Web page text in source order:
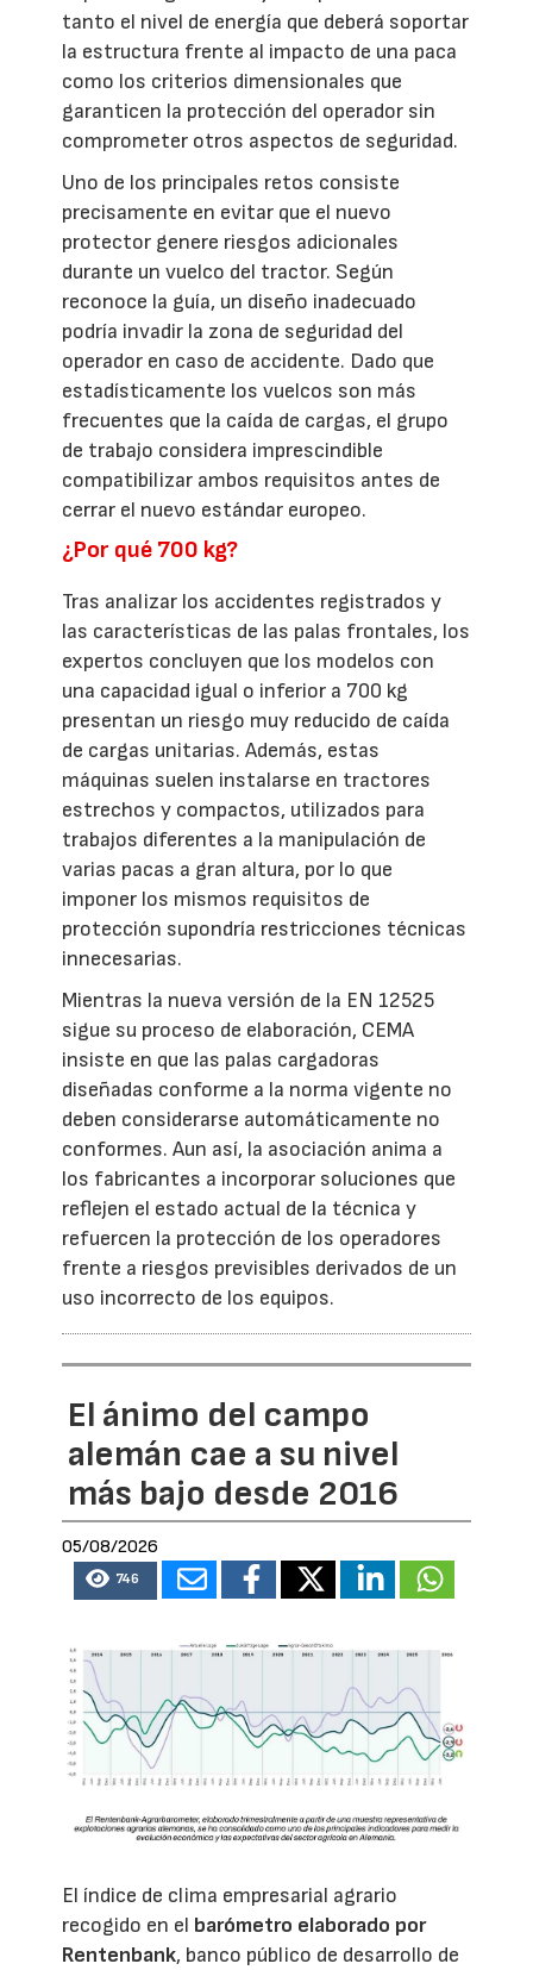
tanto el nivel de energía que deberá soportar
la estructura frente al impacto de una paca
como los criterios dimensionales que
garanticen la protección del operador sin
comprometer otros aspectos de seguridad.
Uno de los principales retos consiste
precisamente en evitar que el nuevo
protector genere riesgos adicionales
durante un vuelco del tractor. Según
reconoce la guía, un diseño inadecuado
podría invadir la zona de seguridad del
operador en caso de accidente. Dado que
estadísticamente los vuelcos son más
frecuentes que la caída de cargas, el grupo
de trabajo considera imprescindible
compatibilizar ambos requisitos antes de
cerrar el nuevo estándar europeo.
¿Por qué 700 kg?
Tras analizar los accidentes registrados y
las características de las palas frontales, los
expertos concluyen que los modelos con
una capacidad igual o inferior a 700 kg
presentan un riesgo muy reducido de caída
de cargas unitarias. Además, estas
máquinas suelen instalarse en tractores
estrechos y compactos, utilizados para
trabajos diferentes a la manipulación de
varias pacas a gran altura, por lo que
imponer los mismos requisitos de
protección supondría restricciones técnicas
innecesarias.
Mientras la nueva versión de la EN 12525
sigue su proceso de elaboración, CEMA
insiste en que las palas cargadoras
diseñadas conforme a la norma vigente no
deben considerarse automáticamente no
conformes. Aun así, la asociación anima a
los fabricantes a incorporar soluciones que
reflejen el estado actual de la técnica y
refuercen la protección de los operadores
frente a riesgos previsibles derivados de un
uso incorrecto de los equipos.
El ánimo del campo
alemán cae a su nivel
más bajo desde 2016
05/08/2026
746
El índice de clima empresarial agrario
recogido en el barómetro elaborado por
Rentenbank, banco público de desarrollo de